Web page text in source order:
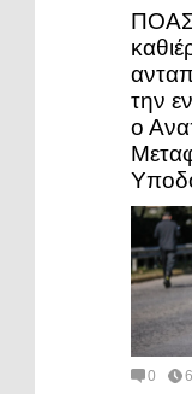
την
ο
0